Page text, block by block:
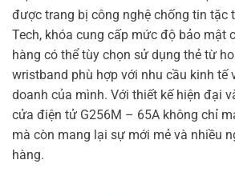
được trang bị công nghệ chống tin tặc
Tech, khóa cung cấp mức độ bảo mật
hàng có thể tùy chọn sử dụng thẻ từ
wristband phù hợp với nhu cầu kinh tế
doanh của mình. Với thiết kế hiện đại
cửa điện tử G256M – 65A không chỉ
mà còn mang lại sự mới mẻ và nhiều
hàng.